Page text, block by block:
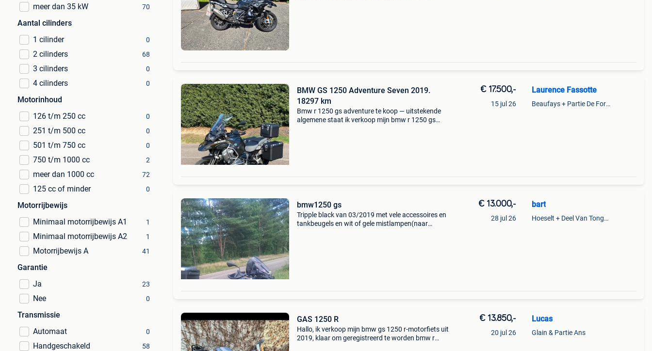
meer dan 35 kW 70
Aantal cilinders
1 cilinder
0
2 cilinders 68
3 cilinders 0
4 cilinders 0
Motorinhoud
126 t/m 250 cc
0
251 t/m 500 cc 0
501 t/m 750 cc 0
750 t/m 1000 cc 2
meer dan 1000 cc 72
125 cc of minder 0
Motorrijbewijs
Minimaal motorrijbewijs A1
1
Minimaal motorrijbewijs A2 1
Motorrijbewijs A 41
Garantie
Ja
23
Nee 0
Transmissie
Automaat
0
Handgeschakeld 58
BMW GS 1250 Adventure Seven 2019.
18297 km
Bmw r 1250 gs adventure te koop — uitstekende
algemene staat ik verkoop mijn bmw r 1250 gs
€ 17.500,-
15 jul 26
Laurence Fassotte
Beaufays + Partie De Foret Et De Tilff
bmw1250 gs
Tripple black van 03/2019 met vele accessoires en
tankbeugels en wit of gele mistlampen(naar
€ 13.000,-
28 jul 26
bart
Hoeselt + Deel Van Tongeren
GAS 1250 R
Hallo, ik verkoop mijn bmw gs 1250 r-motorfiets uit
2019, klaar om geregistreerd te worden bmw r
€ 13.850,-
20 jul 26
Lucas
Glain & Partie Ans